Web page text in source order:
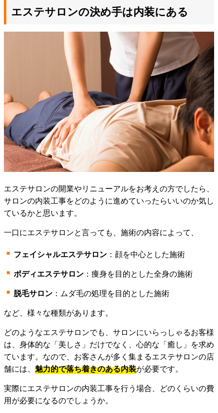
エステサロンの決め手は内装にある
エステサロンの開業やリニューアルをお考えの方でしたら、
サロンの内装工事をどのように進めていったらいいのか気し
ているかと思います。
一口にエステサロンと言っても、施術の内容によって、
フェイシャルエステサロン ：顔を中心とした施術
ボディエステサロン ：痩身を目的とした全身の施術
脱毛サロン ：ムダ毛の処理を目的とした施術
など、様々な種類があります。
どのようなエステサロンでも、サロンにいらっしゃるお客様
は、身体的な「美しさ」だけでなく、心的な「癒し」を求め
ています。なので、お客さんが多く集まるエステサロンの店
舗には、 魅力的で落ち着きのある内装が必要です。
実際にエステサロンの内装工事を行う場合、どのくらいの費
用が必要になるのでしょうか。